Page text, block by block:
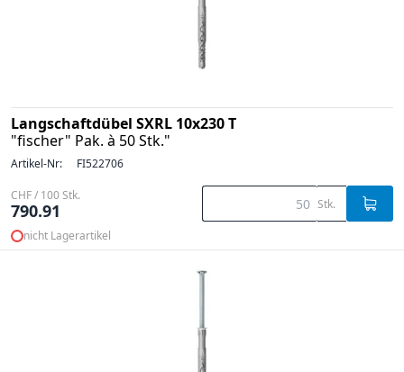
Langschaftdübel SXRL 10x230 T
"fischer" Pak. à 50 Stk."
Artikel-Nr: FI522706
CHF / 100 Stk.
790.91 Stk.
nicht Lagerartikel